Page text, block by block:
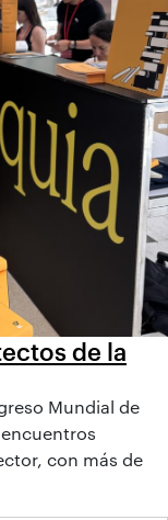
de la
Mundial de
con más de